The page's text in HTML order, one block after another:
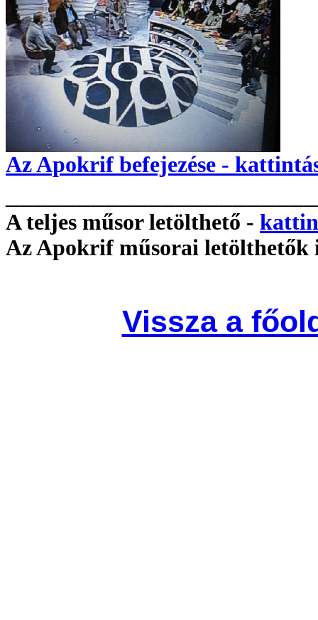
Az Apokrif befejezése -
A teljes műsor letölthető -
Az Apokrif műsorai letölthetők
Vissza a